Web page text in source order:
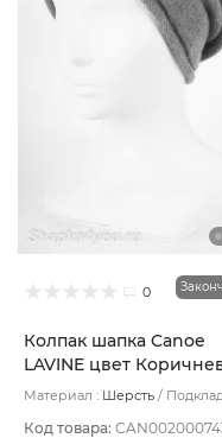
0
Колпак шапка Canoe
LAVINE цвет
Материал : Шерсть
Код товара: